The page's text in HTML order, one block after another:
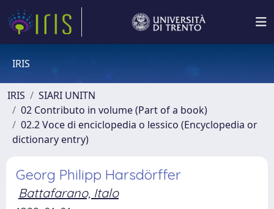
IRIS
IRIS
SIARI UNITN
02 Contributo in volume (Part of a book)
02.2 Voce di enciclopedia o lessico (Encyclopedia or
dictionary entry)
Georg Philipp Harsdörffer
Battafarano, Italo